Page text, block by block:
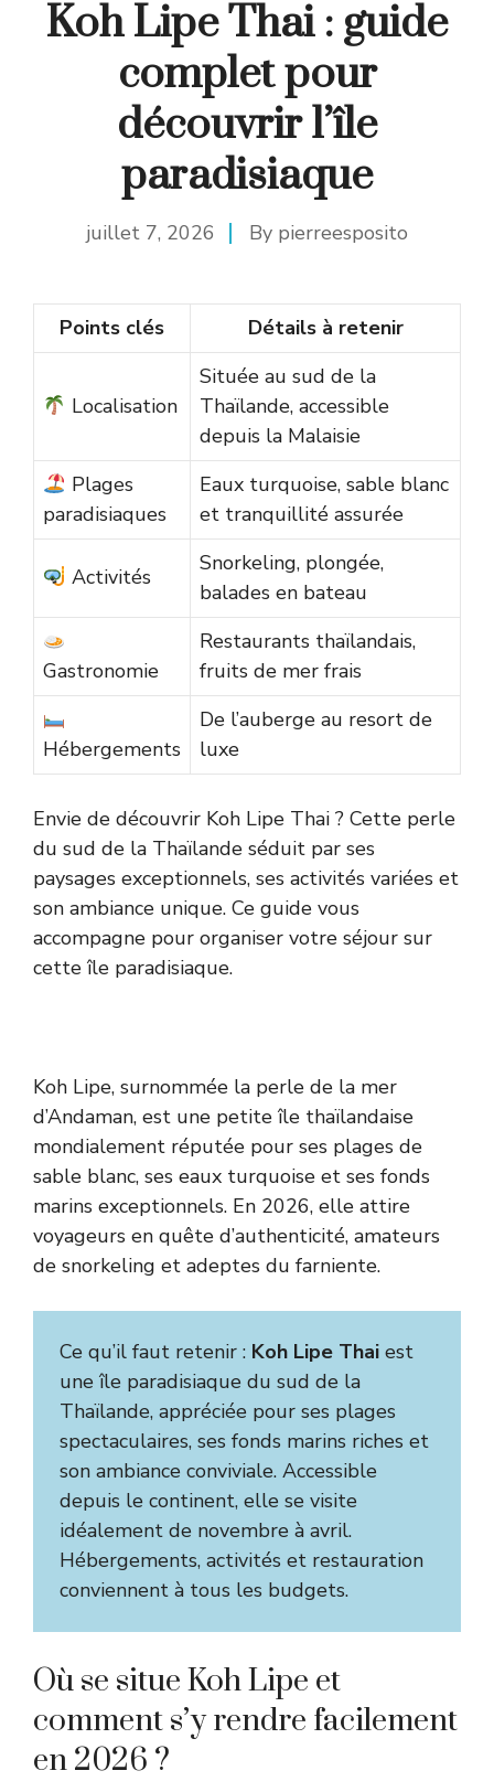
Koh Lipe Thai : guide
complet pour
découvrir l’île
paradisiaque
juillet 7, 2026 By pierreesposito
Points clés Détails à retenir
Localisation
Située au sud de la
Thaïlande, accessible
depuis la Malaisie
Plages
paradisiaques
Eaux turquoise, sable blanc
et tranquillité assurée
Activités
Snorkeling, plongée,
balades en bateau
Gastronomie
Restaurants thaïlandais,
fruits de mer frais
Hébergements
De l’auberge au resort de
luxe
Envie de découvrir Koh Lipe Thai ? Cette perle
du sud de la Thaïlande séduit par ses
paysages exceptionnels, ses activités variées et
son ambiance unique. Ce guide vous
accompagne pour organiser votre séjour sur
cette île paradisiaque.
Koh Lipe, surnommée la perle de la mer
d’Andaman, est une petite île thaïlandaise
mondialement réputée pour ses plages de
sable blanc, ses eaux turquoise et ses fonds
marins exceptionnels. En 2026, elle attire
voyageurs en quête d’authenticité, amateurs
de snorkeling et adeptes du farniente.
Ce qu’il faut retenir : Koh Lipe Thai est
une île paradisiaque du sud de la
Thaïlande, appréciée pour ses plages
spectaculaires, ses fonds marins riches et
son ambiance conviviale. Accessible
depuis le continent, elle se visite
idéalement de novembre à avril.
Hébergements, activités et restauration
conviennent à tous les budgets.
Où se situe Koh Lipe et
comment s’y rendre facilement
en 2026 ?